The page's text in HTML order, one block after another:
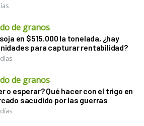
de granos
en $515.000 la tonelada, ¿hay
para capturar rentabilidad?
de granos
o esperar? Qué hacer con el trigo en
sacudido por las guerras